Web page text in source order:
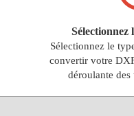
Sélectionnez
Sélectionnez le
convertir votre
déroulante